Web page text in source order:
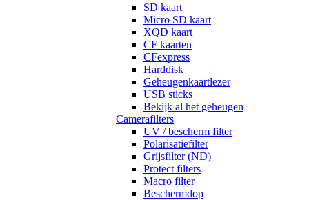
SD kaart
Micro SD kaart
XQD kaart
CF kaarten
CFexpress
Harddisk
Geheugenkaartlezer
USB sticks
Bekijk al het geheugen
Camerafilters
UV / bescherm filter
Polarisatiefilter
Grijsfilter (ND)
Protect filters
Macro filter
Beschermdop